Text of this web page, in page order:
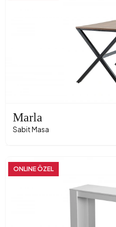
Marla
Sabit Masa
ONLINE ÖZEL